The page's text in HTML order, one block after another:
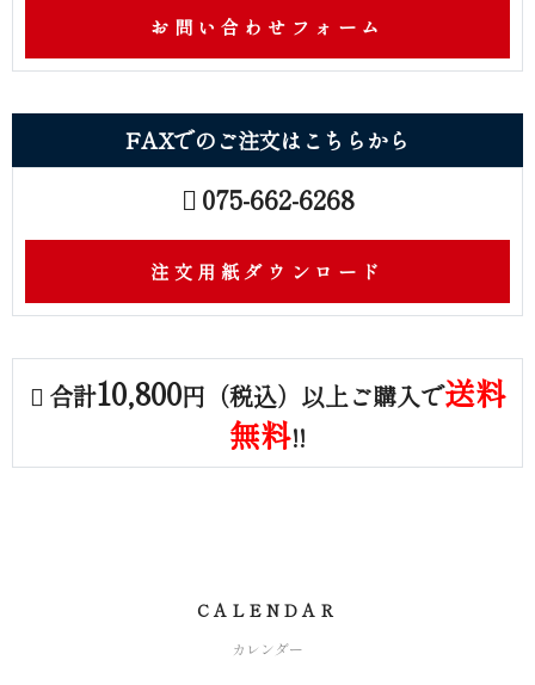
お問い合わせフォーム
FAXでのご注文はこ ち ら か ら
075-662-6268
注文用紙ダウンロード
合計10,800円（税込）以上ご購入で送料
無料!!
CALENDAR
カレンダー